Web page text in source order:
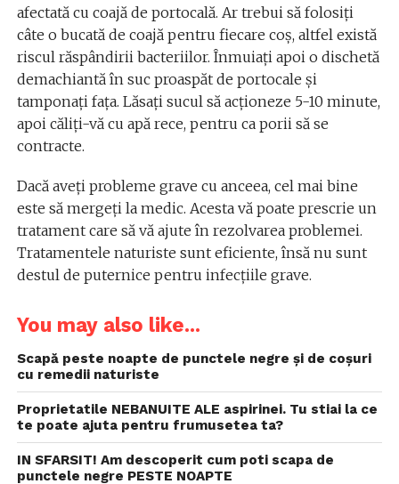
afectată cu coajă de portocală. Ar trebui să folosiți
câte o bucată de coajă pentru fiecare coș, altfel există
riscul răspândirii bacteriilor. Înmuiați apoi o dischetă
demachiantă în suc proaspăt de portocale și
tamponați fața. Lăsați sucul să acționeze 5-10 minute,
apoi căliți-vă cu apă rece, pentru ca porii să se
contracte.
Dacă aveți probleme grave cu anceea, cel mai bine
este să mergeți la medic. Acesta vă poate prescrie un
tratament care să vă ajute în rezolvarea problemei.
Tratamentele naturiste sunt eficiente, însă nu sunt
destul de puternice pentru infecțiile grave.
You may also like...
Scapă peste noapte de punctele negre și de coșuri
cu remedii naturiste
Proprietatile NEBANUITE ALE aspirinei. Tu stiai la ce
te poate ajuta pentru frumusetea ta?
IN SFARSIT! Am descoperit cum poti scapa de
punctele negre PESTE NOAPTE